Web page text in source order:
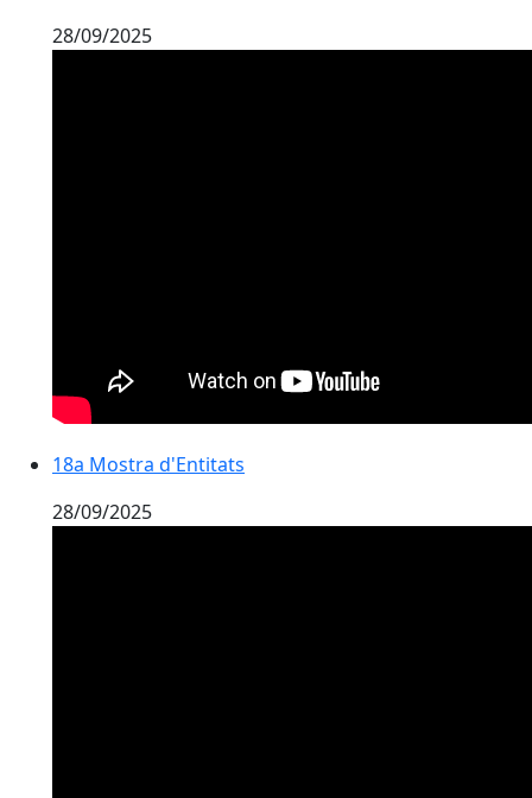
28/09/2025
18a Mostra d'Entitats
28/09/2025